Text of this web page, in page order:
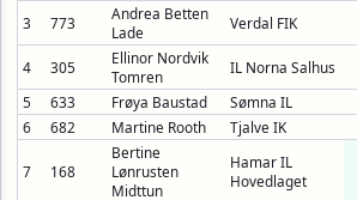
3 773
Andrea Betten
Lade
Verdal FIK
4 305
Ellinor Nordvik
Tomren
IL Norna Salhus
5
633 Frøya Baustad Sømna IL
6
682 Martine Rooth Tjalve IK
7 168
Bertine
Lønrusten
Midttun
Hamar IL
Hovedlaget